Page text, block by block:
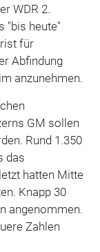
WDR 2.
"bis heute"
für
Abfindung
anzunehmen.
GM sollen
Rund 1.350
das
hatten Mitte
Knapp 30
angenommen.
Zahlen